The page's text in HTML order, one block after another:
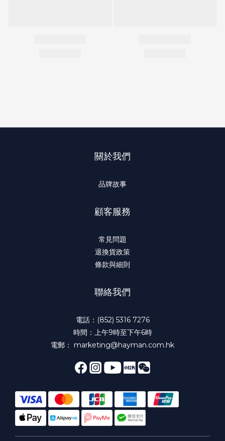
關於我們
品牌故事
顧客服務
常見問題
退換貨政策
條款與細則
聯絡我們
電話：(852) 5316 7276
時間：上午9時至下午6時
電郵： marketing@hayman.com.hk